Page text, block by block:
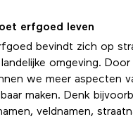
erfgoed leven
bevindt zich op
omgeving. Door
we meer aspecten
maken. Denk
veldnamen,